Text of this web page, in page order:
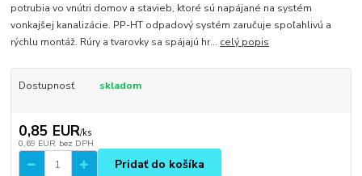
potrubia vo vnútri domov a stavieb, ktoré sú napájané na systém
vonkajšej kanalizácie. PP-HT odpadový systém zaručuje spoľahlivú a
rýchlu montáž. Rúry a tvarovky sa spájajú hr... celý popis
Dostupnosť skladom
0,85 EUR/ks
0,69 EUR bez DPH
Pridať do košíka